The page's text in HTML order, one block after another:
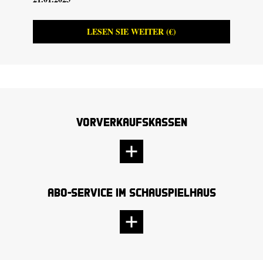
LESEN SIE WEITER (€)
Vorverkaufskassen
Abo-Service im Schauspielhaus